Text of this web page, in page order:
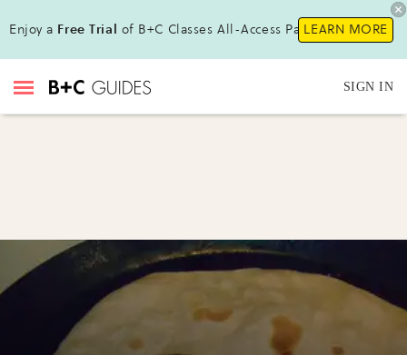
Enjoy a Free Trial of B+C Classes All-Access Pass !LEARN MORE
SIGN IN